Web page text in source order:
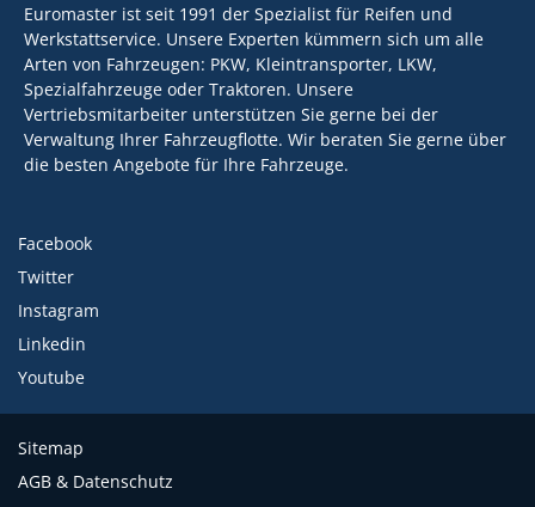
Euromaster ist seit 1991 der Spezialist für Reifen und
Werkstattservice. Unsere Experten kümmern sich um alle
Arten von Fahrzeugen: PKW, Kleintransporter, LKW,
Spezialfahrzeuge oder Traktoren. Unsere
Vertriebsmitarbeiter unterstützen Sie gerne bei der
Verwaltung Ihrer Fahrzeugflotte. Wir beraten Sie gerne über
die besten Angebote für Ihre Fahrzeuge.
Facebook
Twitter
Instagram
Linkedin
Youtube
Sitemap
AGB & Datenschutz